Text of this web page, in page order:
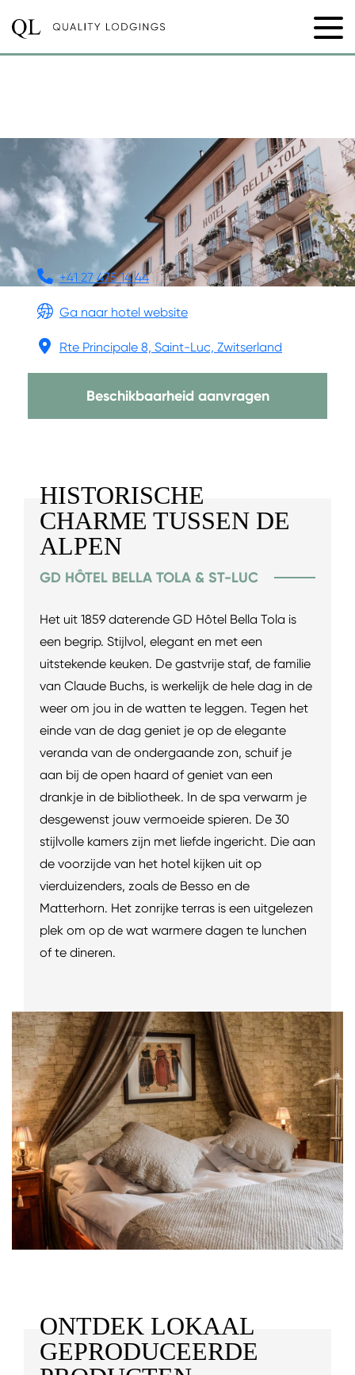
+41 27 475 14 44
Ga naar hotel website
Rte Principale 8, Saint-Luc, Zwitserland
Beschikbaarheid aanvragen
HISTORISCHE
CHARME TUSSEN DE
ALPEN
GD HÔTEL BELLA TOLA & ST-LUC
Het uit 1859 daterende GD Hôtel Bella Tola is
een begrip. Stijlvol, elegant en met een
uitstekende keuken. De gastvrije staf, de familie
van Claude Buchs, is werkelijk de hele dag in de
weer om jou in de watten te leggen. Tegen het
einde van de dag geniet je op de elegante
veranda van de ondergaande zon, schuif je
aan bij de open haard of geniet van een
drankje in de bibliotheek. In de spa verwarm je
desgewenst jouw vermoeide spieren. De 30
stijlvolle kamers zijn met liefde ingericht. Die aan
de voorzijde van het hotel kijken uit op
vierduizenders, zoals de Besso en de
Matterhorn. Het zonrijke terras is een uitgelezen
plek om op de wat warmere dagen te lunchen
of te dineren.
ONTDEK LOKAAL
GEPRODUCEERDE